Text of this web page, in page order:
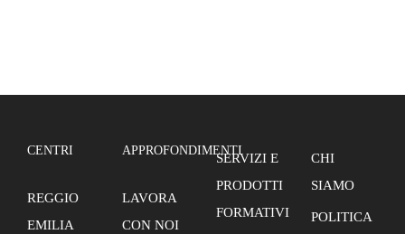
CENTRI
REGGIO
EMILIA
APPROFONDIMENTI
LAVORA
CON NOI
SERVIZI E
PRODOTTI
FORMATIVI
CHI
SIAMO
POLITICA